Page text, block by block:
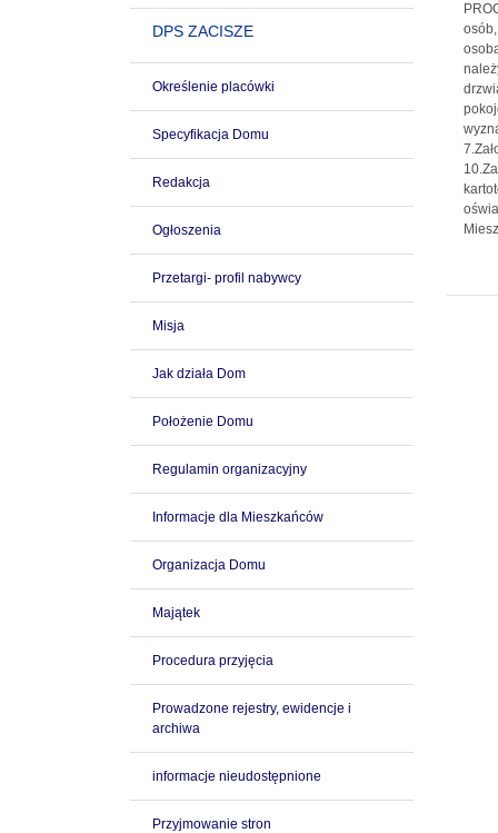
DPS ZACISZE
Określenie placówki
Specyfikacja Domu
Redakcja
Ogłoszenia
Przetargi- profil nabywcy
Misja
Jak działa Dom
Położenie Domu
Regulamin organizacyjny
Informacje dla Mieszkańców
Organizacja Domu
Majątek
Procedura przyjęcia
Prowadzone rejestry, ewidencje i
archiwa
informacje nieudostępnione
Przyjmowanie stron